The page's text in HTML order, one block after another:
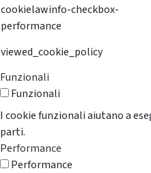
cookielawinfo-checkbox-
performance
viewed_cookie_policy
Funzionali
Funzionali
I cookie funzionali aiutano a
parti.
Performance
Performance